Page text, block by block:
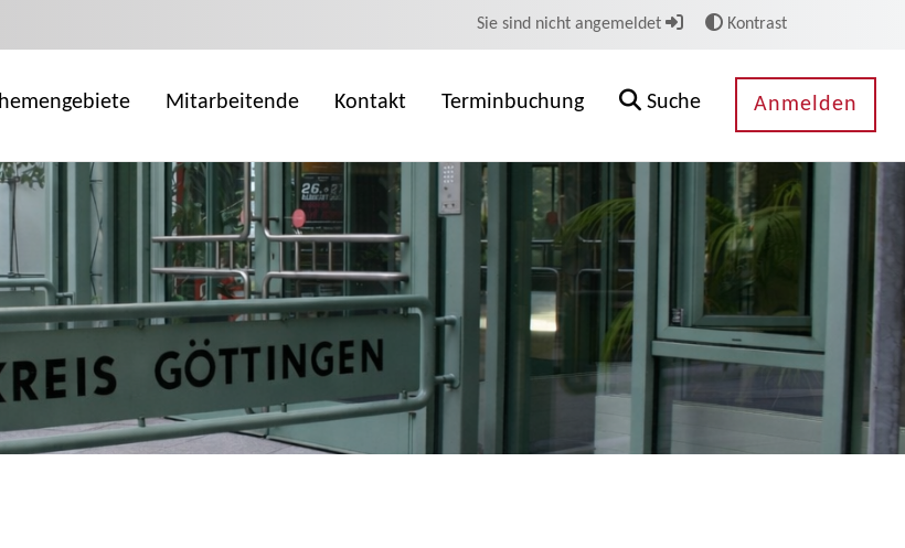
Sie sind nicht angemeldet Kontrast
Mitarbeitende Kontakt Terminbuchung Suche Anmelden